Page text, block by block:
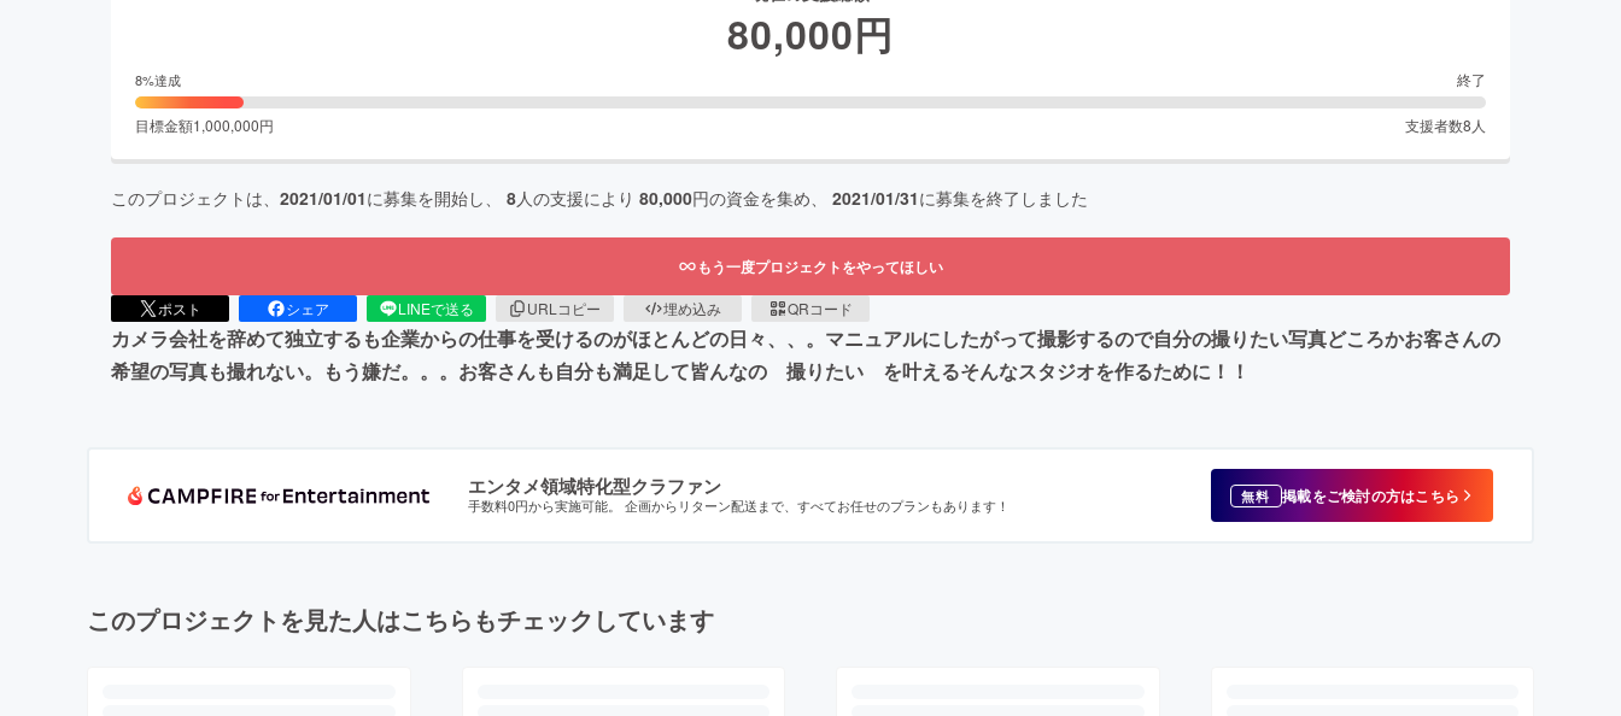
80,000円
8%達成 終了
目標金額1,000,000円 支援者数8 人
このプロジェクトは、 2021/01/01に募集を開始し、 8人の支援により 80,000円の資金を集め、 2021/01/31に募集を終了しました
もう一度プロジェクトをやってほしい
ポスト シェア LINEで送る URLコピー 埋め込み QRコード
カメラ会社を辞めて独立するも企業からの仕事を受けるのがほとんどの日々、、。マニュアルにしたがって撮影するので自分の撮りたい写真どころかお客さんの
希望の写真も撮れない。もう嫌だ。。。お客さんも自分も満足して皆んなの 撮りたい を叶えるそんなスタジオを作るために！！
エンタメ領域特化型クラファン
手数料0円から実施可能。 企画からリターン配送まで、すべてお任せのプランもあります！ 無料 掲載をご検討の方はこちら
このプロジェクトを見た人はこちらもチェックしています